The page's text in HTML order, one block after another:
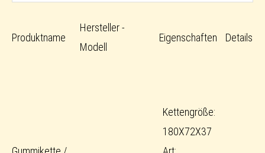
Produktname
Hersteller -
Modell
Eigenschaften Details
Kettengröße:
180X72X37